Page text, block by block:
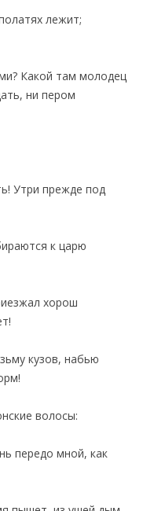
лежит;
Какой там молодец
ни пером
Утри прежде под
к царю
хорош
кузов, набью
волосы:
передо мной, как